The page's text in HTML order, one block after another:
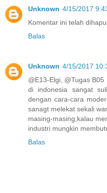
Unknown 4/15/2017
Komentar ini telah
Balas
Unknown 4/15/2017
@E13-Elgi, @Tugas B05
di indonesia sangat
dengan cara-cara
sanagt melekat sekali
masing-masing,kalau
industri mungkin
Balas